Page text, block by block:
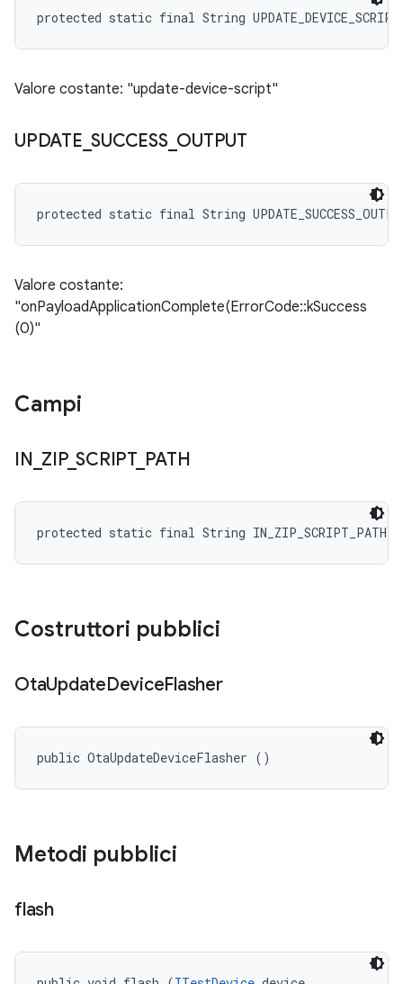
protected static final String UPDATE_DEVICE_SCRIPT
Valore costante: "update-device-script"
UPDATE _SUCCESS_ OUTPUT
protected static final String
Valore costante:
"onPayloadApplicationComplete(ErrorCode::kSuccess
(0)"
Campi
IN ZIP_SCRIPT_ PATH
protected static final String IN_ZIP_SCRIPT_PATH
Costruttori pubblici
OtaUpdateDeviceFlasher
public OtaUpdateDeviceFlasher ()
Metodi pubblici
flash